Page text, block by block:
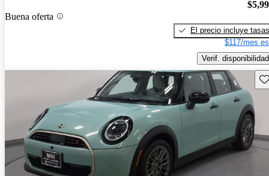
Buena oferta
El precio incluye tasas
$117/mes
Verif. disponibilidad